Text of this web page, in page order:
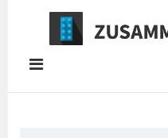
Springe
Inhalt